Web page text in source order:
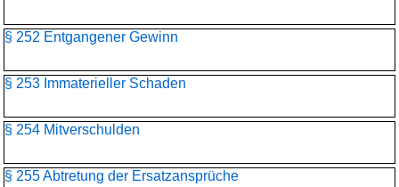
§ 252 Entgangener Gewinn
§ 253 Immaterieller Schaden
§ 254 Mitverschulden
§ 255 Abtretung der Ersatzansprüche